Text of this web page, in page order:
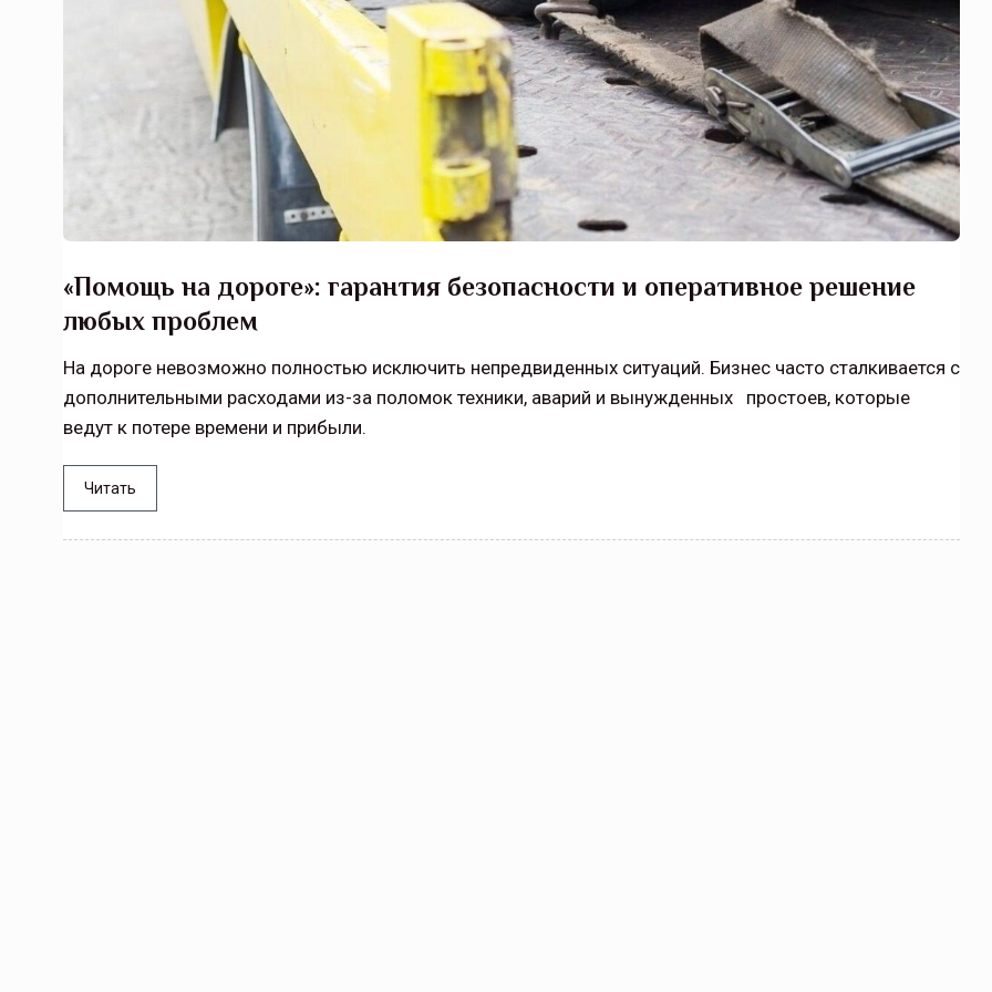
«Помощь на дороге»: гарантия безопасности и оперативное решение
любых проблем
На дороге невозможно полностью исключить непредвиденных ситуаций. Бизнес часто сталкивается с
дополнительными расходами из-за поломок техники, аварий и вынужденных простоев, которые
ведут к потере времени и прибыли.
Читать